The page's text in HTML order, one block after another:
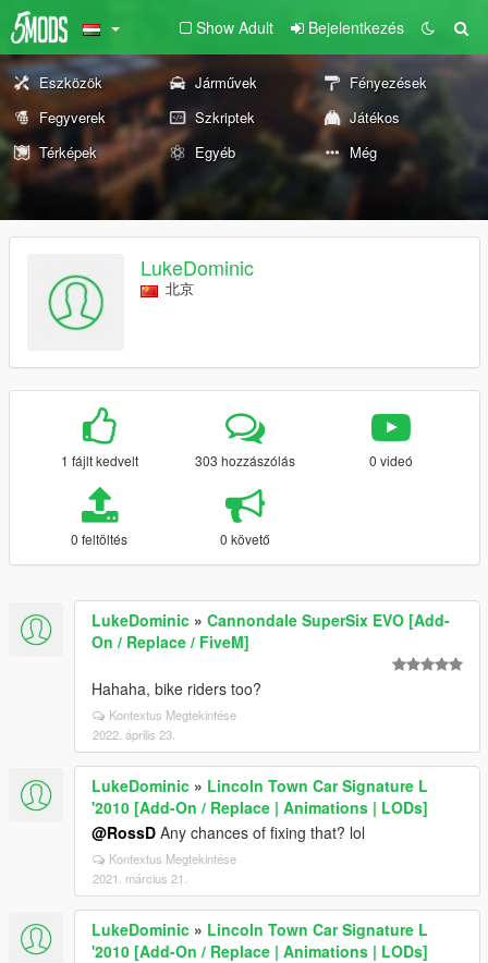
Show Adult Bejelentkezés
Eszközök Járművek
Fényezések
Fegyverek
Szkriptek
Játékos
Térképek
Egyéb Még
LukeDominic
北京
1 fájlt kedvelt 303 hozzászólás 0 videó
0 feltöltés 0 követő
LukeDominic » Cannondale SuperSix EVO [Add-
On / Replace / FiveM]
Hahaha, bike riders too?
Kontextus Megtekintése
2022. április 23.
LukeDominic » Lincoln Town Car Signature L
'2010 [Add-On / Replace | Animations | LODs]
@RossD Any chances of fixing that? lol
Kontextus Megtekintése
2021. március 21.
LukeDominic » Lincoln Town Car Signature L
'2010 [Add-On / Replace | Animations | LODs]